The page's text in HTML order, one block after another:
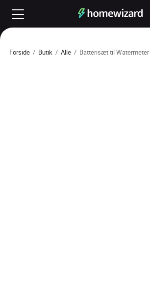
Forside / Butik / Alle / Batterisæt til Watermeter